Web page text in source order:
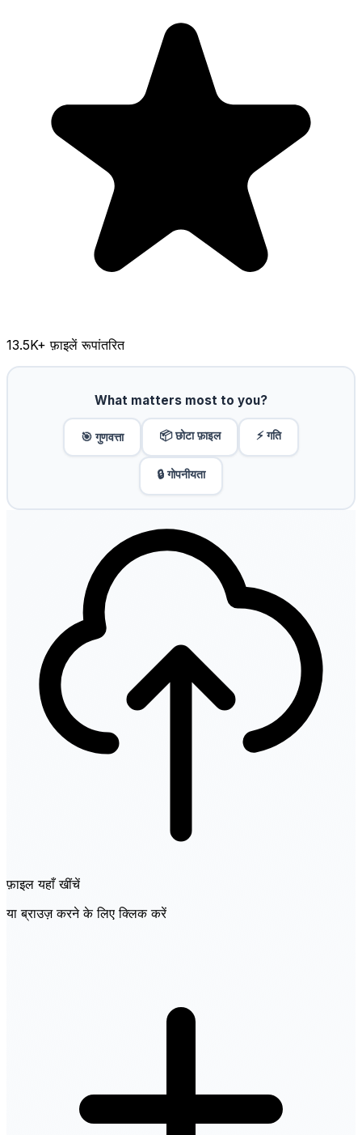
13.5K+ फ़ाइलें रूपांतरित
What matters most to you?
🎯 गुणवत्ता 📦 छोटा फ़ाइल ⚡ गति
🔒 गोपनीयता
फ़ाइल यहाँ खींचें
या ब्राउज़ करने के लिए क्लिक करें